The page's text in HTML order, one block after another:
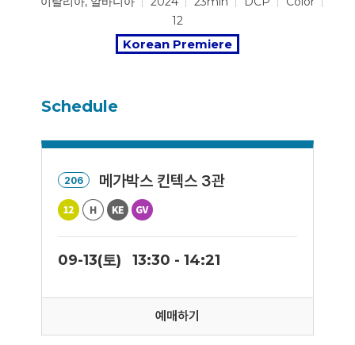
12
Korean Premiere
Schedule
206 메가박스 킨텍스 3관
09-13(토) 13:30 - 14:21
예매하기